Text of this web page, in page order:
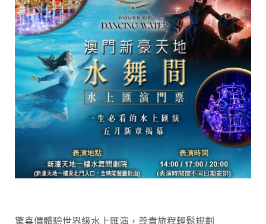
驚喜價體驗世界級水上匯演，尊貴旅程輕鬆規劃